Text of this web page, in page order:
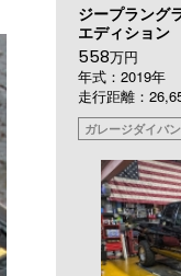
ジープラング
エディション
558万円
年式：2019年
走行距離：
ガレージダイバン